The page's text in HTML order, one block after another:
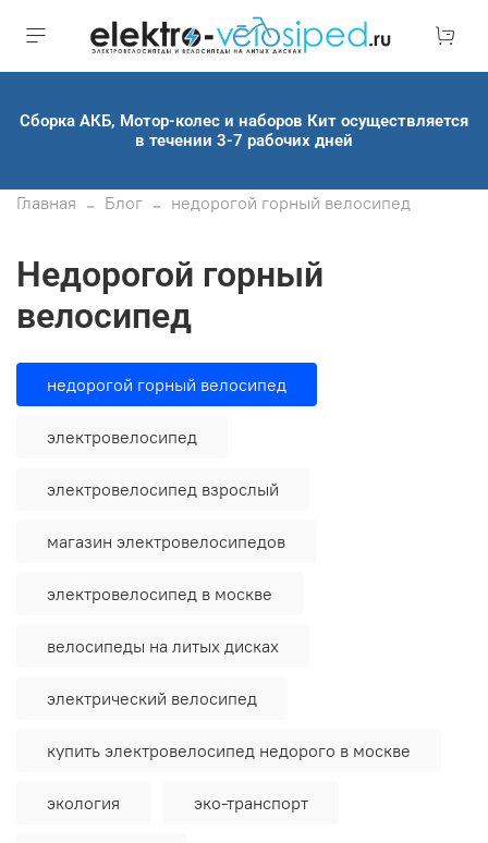
Сборка АКБ, Мотор-колес и наборов Кит осуществляется
в течении 3-7 рабочих дней
Главная Блог недорогой горный велосипед
недорогой горный
велосипед
недорогой горный велосипед
электровелосипед
электровелосипед взрослый
магазин электровелосипедов
электровелосипед в москве
велосипеды на литых дисках
электрический велосипед
купить электровелосипед недорого в москве
экология эко-транспорт